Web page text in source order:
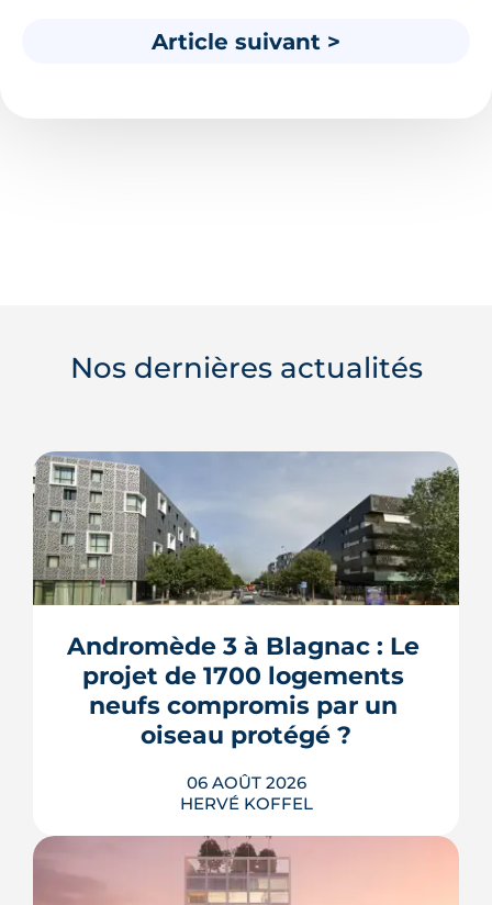
Article suivant >
Nos dernières actualités
Andromède 3 à Blagnac : Le
projet de 1700 logements
neufs compromis par un
oiseau protégé ?
06 AOÛT 2026
HERVÉ KOFFEL